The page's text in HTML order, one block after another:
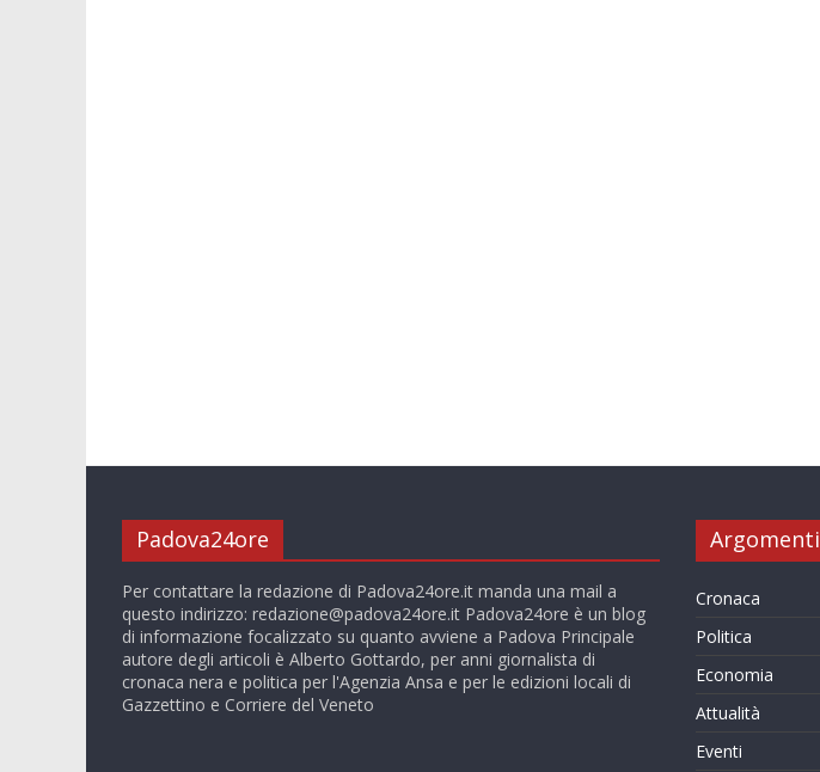
Padova24ore
Per contattare la redazione di Padova24ore.it manda una mail a
questo indirizzo: redazione@padova24ore.it Padova24ore è un blog
di informazione focalizzato su quanto avviene a Padova Principale
autore degli articoli è Alberto Gottardo, per anni giornalista di
cronaca nera e politica per l'Agenzia Ansa e per le edizioni locali di
Gazzettino e Corriere del Veneto
Argomenti
Cronaca
Politica
Economia
Attualità
Eventi